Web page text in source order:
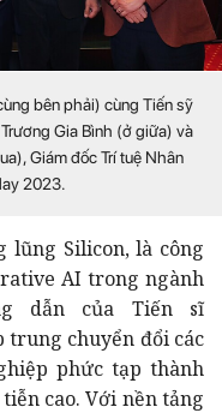
bên phải) cùng Tiến sỹ
Gia Bình (ở giữa) và
Giám đốc Trí tuệ Nhân
2023.
lũng Silicon, là công
AI trong ngành
dẫn của Tiến sĩ
trung chuyển đổi các
phức tạp thành
cao. Với nền tảng